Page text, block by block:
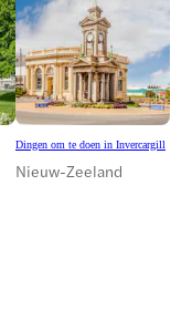
Dingen om te doen in Invercargill
Nieuw-Zeeland